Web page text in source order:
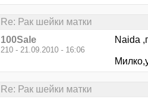
Re: Рак шейки матки
100Sale
210 - 21.09.2010 - 16:06
Naida
Re: Рак шейки матки